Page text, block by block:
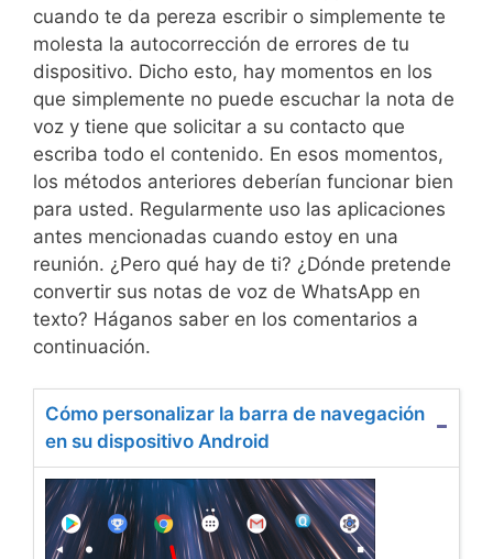
cuando te da pereza escribir o simplemente te
molesta la autocorrección de errores de tu
dispositivo. Dicho esto, hay momentos en los
que simplemente no puede escuchar la nota de
voz y tiene que solicitar a su contacto que
escriba todo el contenido. En esos momentos,
los métodos anteriores deberían funcionar bien
para usted. Regularmente uso las aplicaciones
antes mencionadas cuando estoy en una
reunión. ¿Pero qué hay de ti? ¿Dónde pretende
convertir sus notas de voz de WhatsApp en
texto? Háganos saber en los comentarios a
continuación.
Cómo personalizar la barra de navegación
en su dispositivo Android